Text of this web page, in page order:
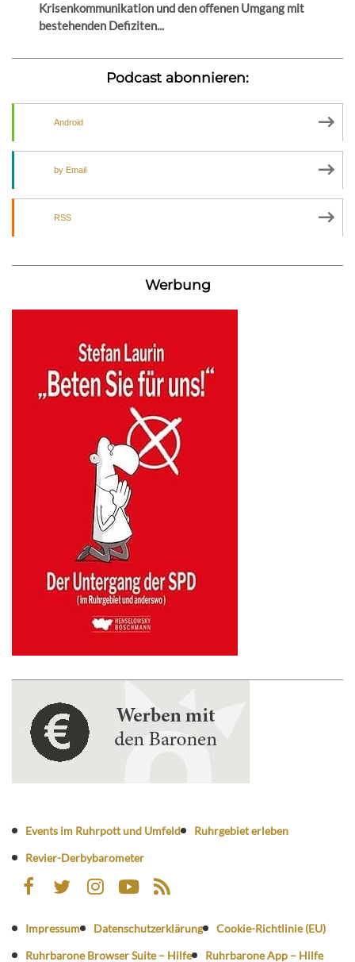
Krisenkommunikation und den offenen Umgang mit
bestehenden Defiziten...
Podcast abonnieren:
Android
by Email
RSS
Werbung
Events im Ruhrpott und Umfeld
Ruhrgebiet erleben
Revier-Derbybarometer
Impressum Datenschutzerklärung
Cookie-Richtlinie (EU)
Ruhrbarone Browser Suite – Hilfe
Ruhrbarone App – Hilfe